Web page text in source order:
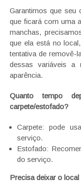
Garantimos que seu
que ficará com uma
manchas,
que ela está no
tentativa de removê-
dessas variáveis a
aparência.
Quanto tempo
carpete/estofado?
Carpete: pode
serviço.
Estofado:
do serviço.
Precisa deixar o local